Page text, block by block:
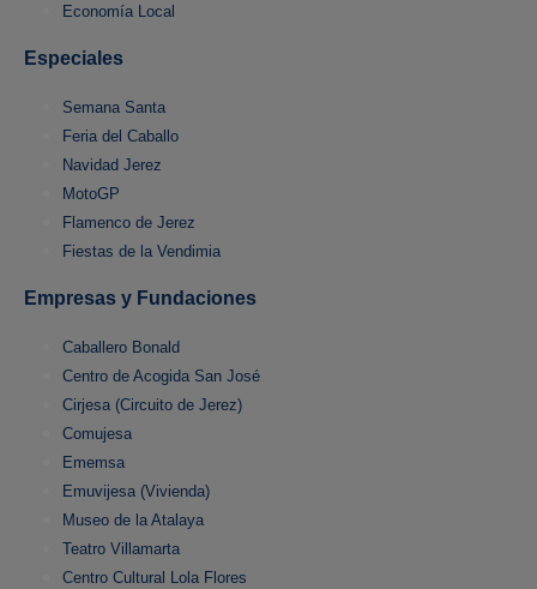
Economía Local
Especiales
Semana Santa
Feria del Caballo
Navidad Jerez
MotoGP
Flamenco de Jerez
Fiestas de la Vendimia
Empresas y Fundaciones
Caballero Bonald
Centro de Acogida San José
Cirjesa (Circuito de Jerez)
Comujesa
Ememsa
Emuvijesa (Vivienda)
Museo de la Atalaya
Teatro Villamarta
Centro Cultural Lola Flores